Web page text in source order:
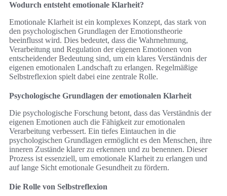
Wodurch entsteht emotionale Klarheit?
Emotionale Klarheit ist ein komplexes Konzept, das stark von
den psychologischen Grundlagen der Emotionstheorie
beeinflusst wird. Dies bedeutet, dass die Wahrnehmung,
Verarbeitung und Regulation der eigenen Emotionen von
entscheidender Bedeutung sind, um ein klares Verständnis der
eigenen emotionalen Landschaft zu erlangen. Regelmäßige
Selbstreflexion spielt dabei eine zentrale Rolle.
Psychologische Grundlagen der emotionalen Klarheit
Die psychologische Forschung betont, dass das Verständnis der
eigenen Emotionen auch die Fähigkeit zur emotionalen
Verarbeitung verbessert. Ein tiefes Eintauchen in die
psychologischen Grundlagen ermöglicht es den Menschen, ihre
inneren Zustände klarer zu erkennen und zu benennen. Dieser
Prozess ist essenziell, um emotionale Klarheit zu erlangen und
auf lange Sicht emotionale Gesundheit zu fördern.
Die Rolle von Selbstreflexion